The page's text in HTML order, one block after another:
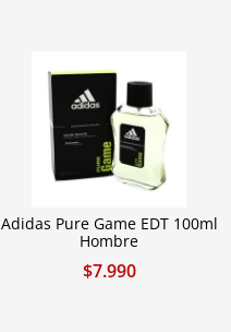
Adidas Pure Game EDT 100ml
Hombre
$7.990